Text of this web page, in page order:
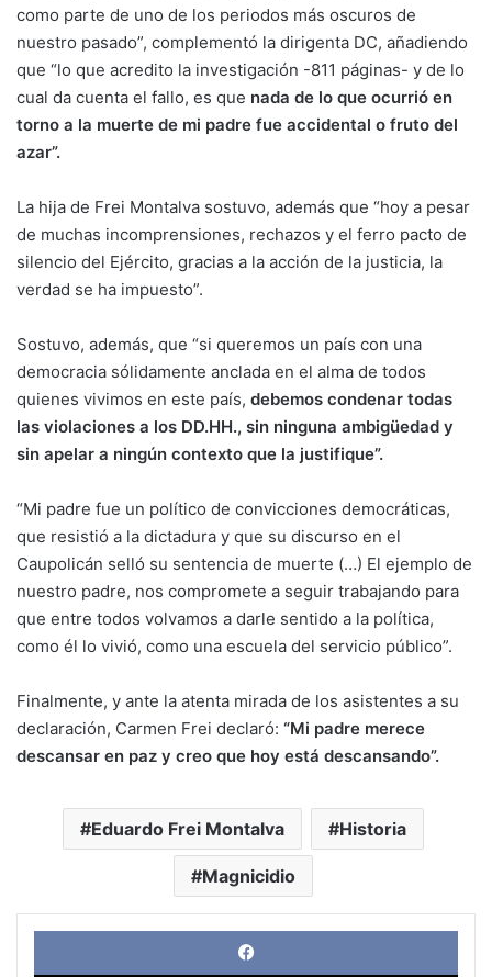
como parte de uno de los periodos más oscuros de
nuestro pasado”, complementó la dirigenta DC, añadiendo
que “lo que acredito la investigación -811 páginas- y de lo
cual da cuenta el fallo, es que nada de lo que ocurrió en
torno a la muerte de mi padre fue accidental o fruto del
azar”.
La hija de Frei Montalva sostuvo, además que “hoy a pesar
de muchas incomprensiones, rechazos y el ferro pacto de
silencio del Ejército, gracias a la acción de la justicia, la
verdad se ha impuesto”.
Sostuvo, además, que “si queremos un país con una
democracia sólidamente anclada en el alma de todos
quienes vivimos en este país, debemos condenar todas
las violaciones a los DD.HH., sin ninguna ambigüedad y
sin apelar a ningún contexto que la justifique”.
“Mi padre fue un político de convicciones democráticas,
que resistió a la dictadura y que su discurso en el
Caupolicán selló su sentencia de muerte (…) El ejemplo de
nuestro padre, nos compromete a seguir trabajando para
que entre todos volvamos a darle sentido a la política,
como él lo vivió, como una escuela del servicio público”.
Finalmente, y ante la atenta mirada de los asistentes a su
declaración, Carmen Frei declaró: “Mi padre merece
descansar en paz y creo que hoy está descansando”.
Eduardo Frei Montalva Historia
Magnicidio